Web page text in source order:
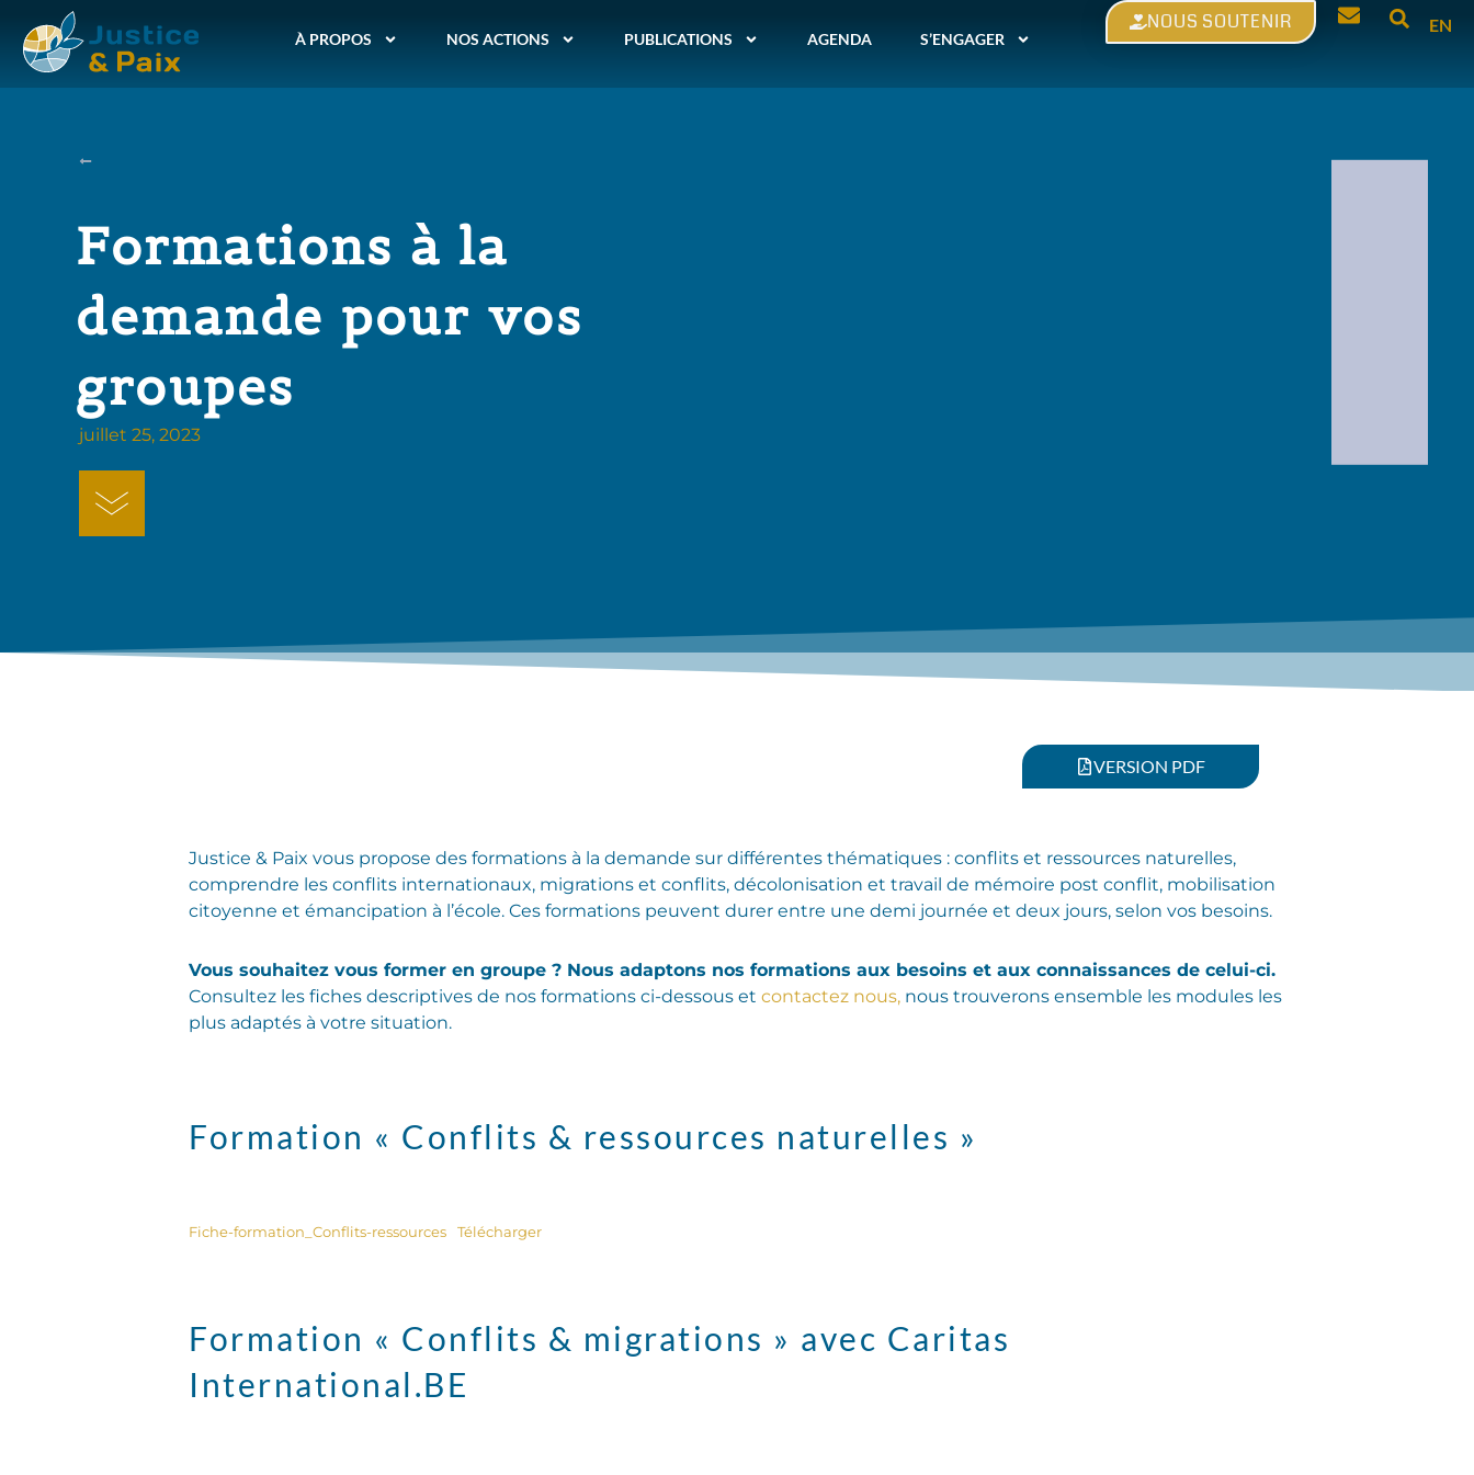
À PROPOS NOS ACTIONS PUBLICATIONS AGENDA S’ENGAGER
NOUS SOUTENIR EN
Formations à la
demande pour vos
groupes
juillet 25, 2023
VERSION PDF
Justice & Paix vous propose des formations à la demande sur différentes thématiques : conflits et ressources naturelles,
comprendre les conflits internationaux, migrations et conflits, décolonisation et travail de mémoire post conflit, mobilisation
citoyenne et émancipation à l’école. Ces formations peuvent durer entre une demi journée et deux jours, selon vos besoins.
Vous souhaitez vous former en groupe ? Nous adaptons nos formations aux besoins et aux connaissances de celui-ci.
Consultez les fiches descriptives de nos formations ci-dessous et contactez nous, nous trouverons ensemble les modules les
plus adaptés à votre situation.
Formation « Conflits & ressources naturelles »
Fiche-formation_Conflits-ressources Télécharger
Formation « Conflits & migrations » avec Caritas
International.BE